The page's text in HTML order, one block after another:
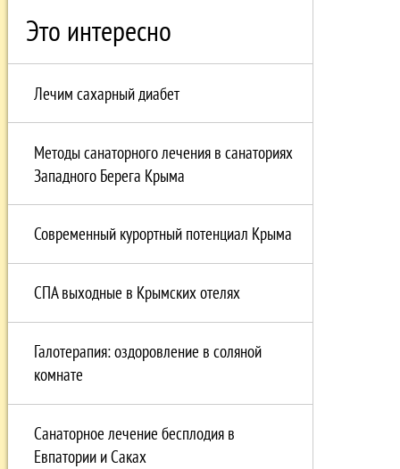
Это интересно
Лечим сахарный диабет
Методы санаторного лечения в санаториях
Западного Берега Крыма
Современный курортный потенциал Крыма
СПА выходные в Крымских отелях
Галотерапия: оздоровление в соляной
комнате
Санаторное лечение бесплодия в
Евпатории и Саках